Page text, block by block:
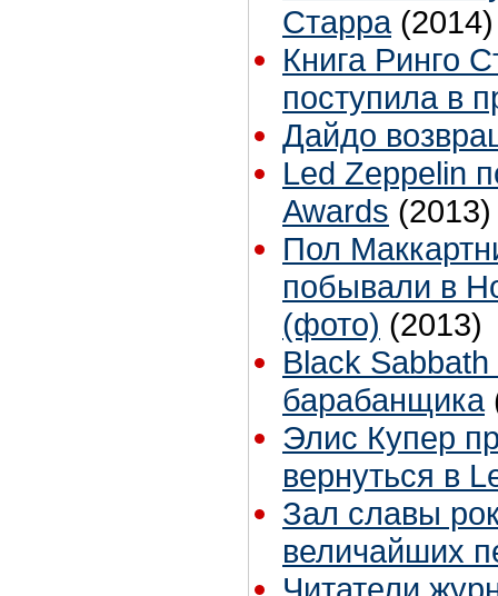
Старра (2014)
Книга Ринго
поступила в
Дайдо
Led Zeppelin
Awards (2013)
Пол
побывали в
(фото) (2013)
Black Sabbath
барабанщика
Элис Купер
вернуться в
Зал славы
величайших